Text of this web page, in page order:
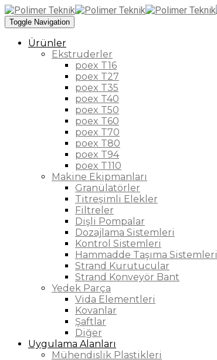
Toggle Navigation
Ürünler
Ekstruderler
poex T16
poex T27
poex T35
poex T40
poex T50
poex T60
poex T70
poex T80
poex T94
poex T110
Makine Ekipmanları
Granülatörler
Titreşimli Elekler
Filtreler
Dişli Pompalar
Dozajlama Sistemleri
Kontrol Sistemleri
Hammadde Taşıma Sistemleri
Strand Kurutucular
Strand Konveyör Bant
Yedek Parça
Vida Elementleri
Kovanlar
Şaftlar
Diğer
Uygulama Alanları
Mühendislik Plastikleri